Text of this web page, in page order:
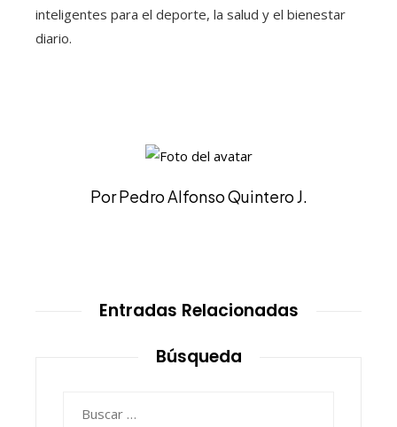
inteligentes para el deporte, la salud y el bienestar
diario.
Por Pedro Alfonso Quintero J.
Entradas Relacionadas
Búsqueda